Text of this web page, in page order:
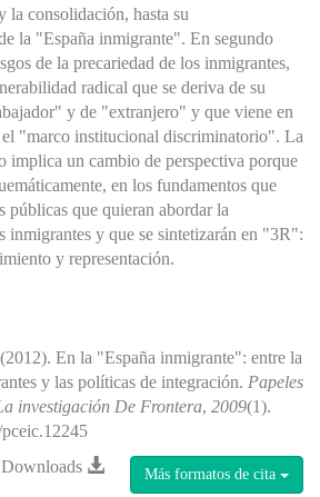
la consolidación, hasta su
la "España inmigrante". En segundo
de la precariedad de los inmigrantes,
radical que se deriva de su
y de "extranjero" y que viene en
"marco institucional discriminatorio". La
implica un cambio de perspectiva porque
en los fundamentos que
públicas que quieran abordar la
inmigrantes y que se sintetizarán en "3R":
y representación.
En la "España inmigrante": entre la
y las políticas de integración. Papeles
investigación De Frontera, 2009(1).
Más formatos de cita